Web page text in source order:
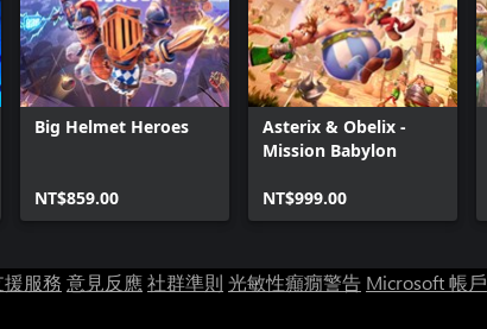
Big Helmet Heroes
NT$859.00
Asterix & Obelix -
Mission Babylon
NT$999.00
援服務 意見反應社群準則 光敏性癲癇警告 Microsoft 帳戶